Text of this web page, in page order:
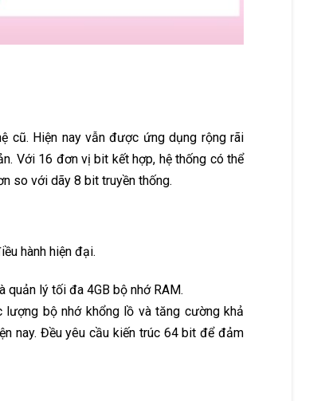
cũ. Hiện nay vẫn được ứng dụng rộng rãi
Với 16 đơn vị bit kết hợp, hệ thống có thể
so với dãy 8 bit truyền thống.
hành hiện đại.
quản lý tối đa 4GB bộ nhớ RAM.
bộ nhớ khổng lồ và tăng cường khả
nay. Đều yêu cầu kiến trúc 64 bit để đảm